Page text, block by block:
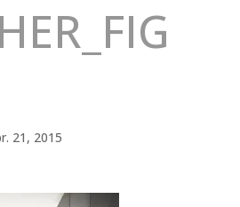
21, 2015